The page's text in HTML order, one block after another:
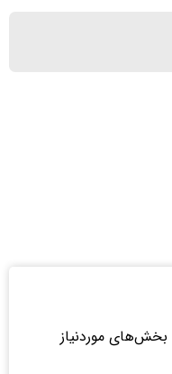
بخش‌های موردنیاز